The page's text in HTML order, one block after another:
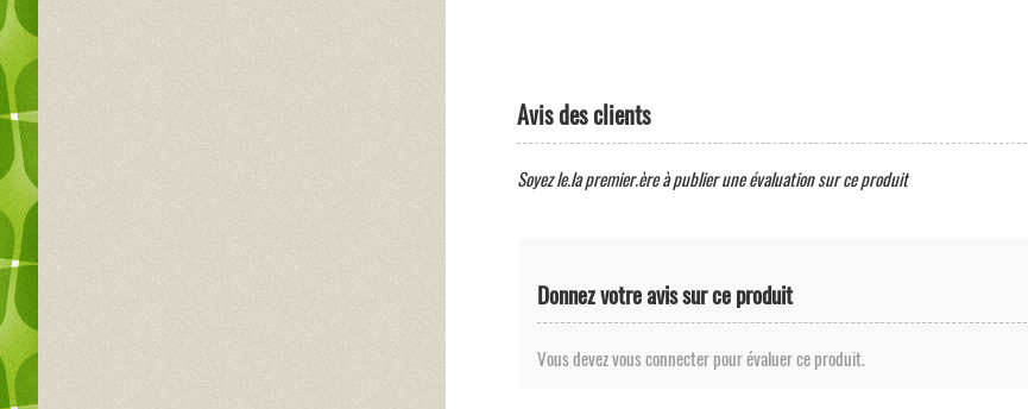
Avis des clients
Soyez le.la premier.ère à publier une évaluation sur ce produit
Donnez votre avis sur ce produit
Vous devez vous connecter pour évaluer ce produit.